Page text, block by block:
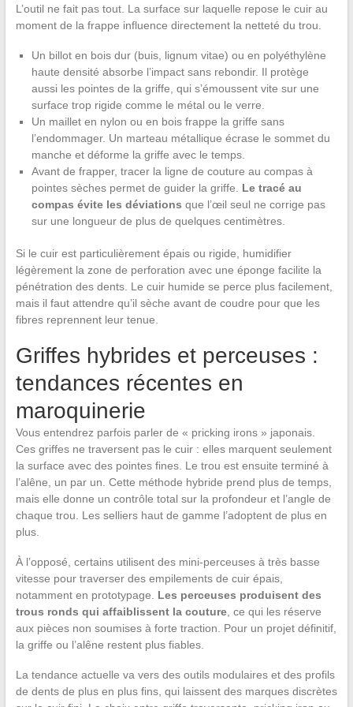
L’outil ne fait pas tout. La surface sur laquelle repose le cuir au
moment de la frappe influence directement la netteté du trou.
Un billot en bois dur (buis, lignum vitae) ou en polyéthylène
haute densité absorbe l’impact sans rebondir. Il protège
aussi les pointes de la griffe, qui s’émoussent vite sur une
surface trop rigide comme le métal ou le verre.
Un maillet en nylon ou en bois frappe la griffe sans
l’endommager. Un marteau métallique écrase le sommet du
manche et déforme la griffe avec le temps.
Avant de frapper, tracer la ligne de couture au compas à
pointes sèches permet de guider la griffe. Le tracé au
compas évite les déviations que l’œil seul ne corrige pas
sur une longueur de plus de quelques centimètres.
Si le cuir est particulièrement épais ou rigide, humidifier
légèrement la zone de perforation avec une éponge facilite la
pénétration des dents. Le cuir humide se perce plus facilement,
mais il faut attendre qu’il sèche avant de coudre pour que les
fibres reprennent leur tenue.
Griffes hybrides et perceuses :
tendances récentes en
maroquinerie
Vous entendrez parfois parler de « pricking irons » japonais.
Ces griffes ne traversent pas le cuir : elles marquent seulement
la surface avec des pointes fines. Le trou est ensuite terminé à
l’alêne, un par un. Cette méthode hybride prend plus de temps,
mais elle donne un contrôle total sur la profondeur et l’angle de
chaque trou. Les selliers haut de gamme l’adoptent de plus en
plus.
À l’opposé, certains utilisent des mini-perceuses à très basse
vitesse pour traverser des empilements de cuir épais,
notamment en prototypage. Les perceuses produisent des
trous ronds qui affaiblissent la couture, ce qui les réserve
aux pièces non soumises à forte traction. Pour un projet définitif,
la griffe ou l’alêne restent plus fiables.
La tendance actuelle va vers des outils modulaires et des profils
de dents de plus en plus fins, qui laissent des marques discrètes